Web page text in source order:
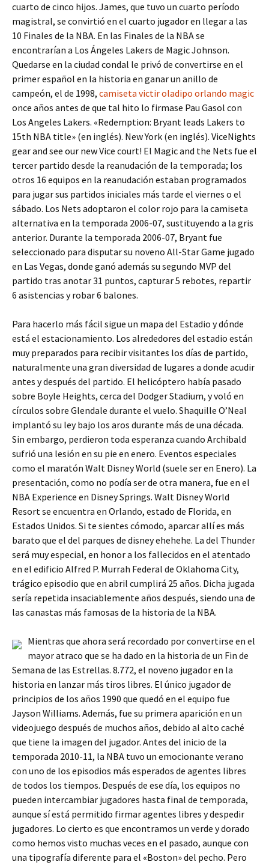
cuarto de cinco hijos. James, que tuvo un cuarto período
magistral, se convirtió en el cuarto jugador en llegar a las
10 Finales de la NBA. En las Finales de la NBA se
encontrarían a Los Ángeles Lakers de Magic Johnson.
Quedarse en la ciudad condal le privó de convertirse en el
primer español en la historia en ganar un anillo de
campeón, el de 1998, camiseta victir oladipo orlando magic
once años antes de que tal hito lo firmase Pau Gasol con
Los Angeles Lakers. «Redemption: Bryant leads Lakers to
15th NBA title» (en inglés). New York (en inglés). ViceNights
gear and see our new Vice court! El Magic and the Nets fue el
tercer partido desde la reanudación de la temporada; los
otros 16 equipos en la reanudación estaban programados
para jugar sus partidos iniciales más tarde el viernes o el
sábado. Los Nets adoptaron el color rojo para la camiseta
alternativa en la temporada 2006-07, sustituyendo a la gris
anterior. Durante la temporada 2006-07, Bryant fue
seleccionado para disputar su noveno All-Star Game jugado
en Las Vegas, donde ganó además su segundo MVP del
partido tras anotar 31 puntos, capturar 5 rebotes, repartir
6 asistencias y robar 6 balones.
Para hacerlo más fácil sigue un mapa del Estadio y dónde
está el estacionamiento. Los alrededores del estadio están
muy preparados para recibir visitantes los días de partido,
naturalmente una gran diversidad de lugares a donde acudir
antes y después del partido. El helicóptero había pasado
sobre Boyle Heights, cerca del Dodger Stadium, y voló en
círculos sobre Glendale durante el vuelo. Shaquille O’Neal
implantó su ley bajo los aros durante más de una década.
Sin embargo, perdieron toda esperanza cuando Archibald
sufrió una lesión en su pie en enero. Eventos especiales
como el maratón Walt Disney World (suele ser en Enero). La
presentación, como no podía ser de otra manera, fue en el
NBA Experience en Disney Springs. Walt Disney World
Resort se encuentra en Orlando, estado de Florida, en
Estados Unidos. Si te sientes cómodo, aparcar allí es más
barato que el del parques de disney ehehehe. La del Thunder
será muy especial, en honor a los fallecidos en el atentado
en el edificio Alfred P. Murrah Federal de Oklahoma City,
trágico episodio que en abril cumplirá 25 años. Dicha jugada
sería repetida insaciablemente años después, siendo una de
las canastas más famosas de la historia de la NBA.
Mientras que ahora será recordado por convertirse en el
mayor atraco que se ha dado en la historia de un Fin de
Semana de las Estrellas. 8.772, el noveno jugador en la
historia en lanzar más tiros libres. El único jugador de
principios de los años 1990 que quedó en el equipo fue
Jayson Williams. Además, fue su primera aparición en un
videojuego después de muchos años, debido al alto caché
que tiene la imagen del jugador. Antes del inicio de la
temporada 2010-11, la NBA tuvo un emocionante verano
con uno de los episodios más esperados de agentes libres
de todos los tiempos. Después de ese día, los equipos no
pueden intercambiar jugadores hasta final de temporada,
aunque sí está permitido firmar agentes libres y despedir
jugadores. Lo cierto es que encontramos un verde y dorado
como hemos visto muchas veces en el pasado, aunque con
una tipografía diferente para el «Boston» del pecho. Pero